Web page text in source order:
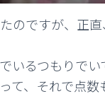
のですが、正
いるつもりで
て、それで点